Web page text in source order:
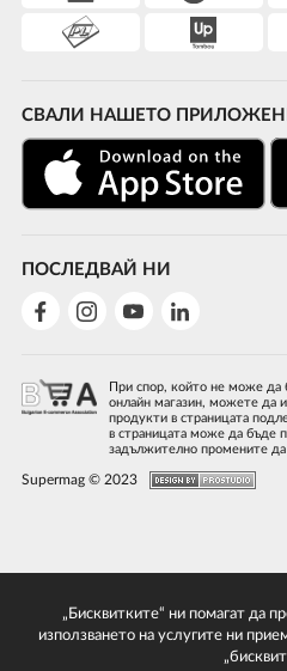
СВАЛИ НАШЕТО
ПОСЛЕДВАЙ НИ
При спор, който не може да
онлайн магазин, можете да
продукти в страницата
в страницата може да бъде
задължително промените да
Supermag © 2023
„Бисквитките“ ни помагат да
използването на услугите ни